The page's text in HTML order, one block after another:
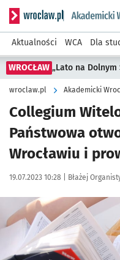
Serwis informacyjny
Aktualności WCA Dla
WROCŁAW „Lato na
wroclaw.pl Akademicki
Collegium
Państwowa
Wrocławiu i
Data publikacji:
19.07.2023 10:28 | Autor:
Błażej